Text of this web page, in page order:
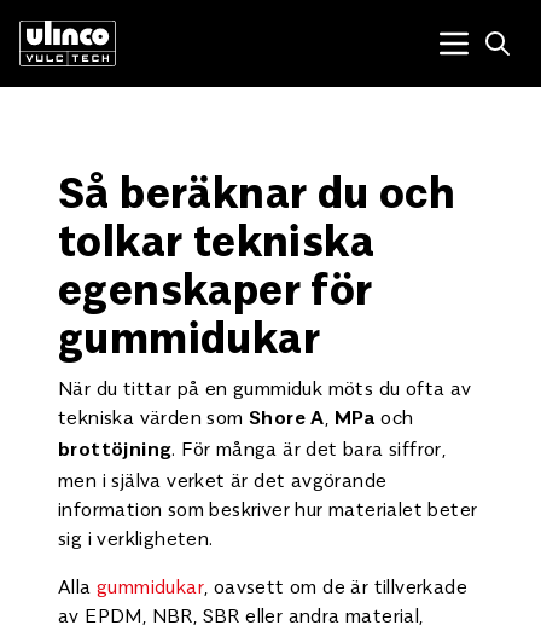
Menu
Så beräknar du och
tolkar tekniska
egenskaper för
gummidukar
När du tittar på en gummiduk möts du ofta av
tekniska värden som Shore A MPa och
brottöjning. För många är det bara siffror,
men i själva verket är det avgörande
information som beskriver hur materialet beter
sig i verkligheten.
Alla gummidukar , oavsett om de är tillverkade
av EPDM, NBR, SBR eller andra material,